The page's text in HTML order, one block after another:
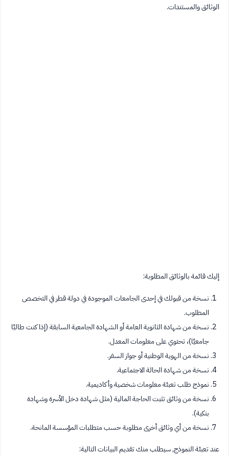
الوثائق والمستندات.
إليك قائمة بالوثائق المطلوبة:
نسخة من قبولك في إحدى الجامعات الموجودة في دولة قطر في التخصص
المطلوب.
نسخة من شهادة الثانوية العامة أو الشهادة الجامعية السابقة (إذا كنت طالبًا
جامعيًا)، تحتوي على معلومات المعدل.
نسخة من الهوية الوطنية أو جواز السفر.
نسخة من شهادة الحالة الاجتماعية.
نموذج طلب تعبئة معلومات شخصية وأكاديمية.
نسخة من وثائق تثبت الحاجة المالية (مثل شهادة دخل الأسرة وشهادة
بنكية).
نسخة من أي وثائق أخرى مطلوبة حسب متطلبات المؤسسة المانحة.
عند تعبئة النموذج, سيطلب منك تقديم البيانات التالية: